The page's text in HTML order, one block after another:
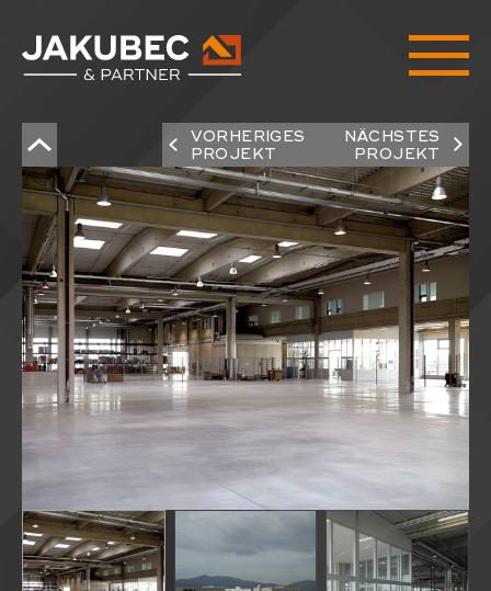
VORHERIGES
PROJEKT
NÄCHSTES
PROJEKT